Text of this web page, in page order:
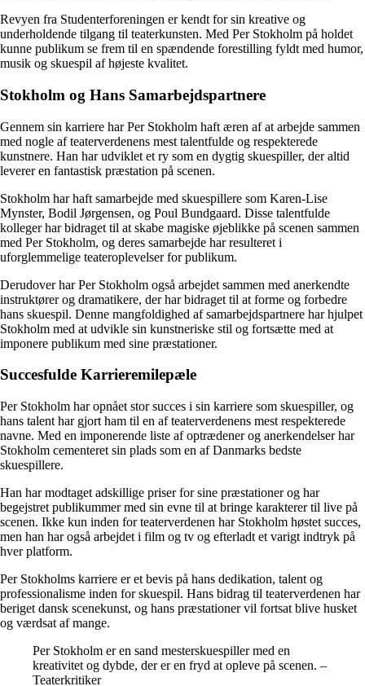
Revyen fra Studenterforeningen er kendt for sin kreative og
underholdende tilgang til teaterkunsten. Med Per Stokholm på holdet
kunne publikum se frem til en spændende forestilling fyldt med humor,
musik og skuespil af højeste kvalitet.
Stokholm og Hans Samarbejdspartnere
Gennem sin karriere har Per Stokholm haft æren af at arbejde sammen
med nogle af teaterverdenens mest talentfulde og respekterede
kunstnere. Han har udviklet et ry som en dygtig skuespiller, der altid
leverer en fantastisk præstation på scenen.
Stokholm har haft samarbejde med skuespillere som Karen-Lise
Mynster, Bodil Jørgensen, og Poul Bundgaard. Disse talentfulde
kolleger har bidraget til at skabe magiske øjeblikke på scenen sammen
med Per Stokholm, og deres samarbejde har resulteret i
uforglemmelige teateroplevelser for publikum.
Derudover har Per Stokholm også arbejdet sammen med anerkendte
instruktører og dramatikere, der har bidraget til at forme og forbedre
hans skuespil. Denne mangfoldighed af samarbejdspartnere har hjulpet
Stokholm med at udvikle sin kunstneriske stil og fortsætte med at
imponere publikum med sine præstationer.
Succesfulde Karrieremilepæle
Per Stokholm har opnået stor succes i sin karriere som skuespiller, og
hans talent har gjort ham til en af teaterverdenens mest respekterede
navne. Med en imponerende liste af optrædener og anerkendelser har
Stokholm cementeret sin plads som en af Danmarks bedste
skuespillere.
Han har modtaget adskillige priser for sine præstationer og har
begejstret publikummer med sin evne til at bringe karakterer til live på
scenen. Ikke kun inden for teaterverdenen har Stokholm høstet succes,
men han har også arbejdet i film og tv og efterladt et varigt indtryk på
hver platform.
Per Stokholms karriere er et bevis på hans dedikation, talent og
professionalisme inden for skuespil. Hans bidrag til teaterverdenen har
beriget dansk scenekunst, og hans præstationer vil fortsat blive husket
og værdsat af mange.
Per Stokholm er en sand mesterskuespiller med en
kreativitet og dybde, der er en fryd at opleve på scenen. –
Teaterkritiker